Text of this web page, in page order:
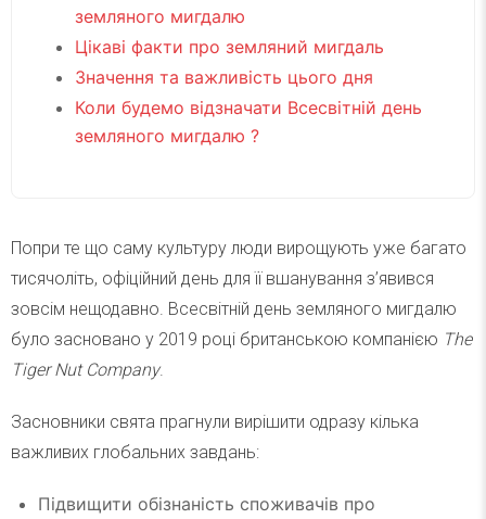
земляного мигдалю
Цікаві факти про земляний мигдаль
Значення та важливість цього дня
Коли будемо відзначати Всесвітній день
земляного мигдалю ?
Попри те що саму культуру люди вирощують уже багато
тисячоліть, офіційний день для її вшанування з’явився
зовсім нещодавно. Всесвітній день земляного мигдалю
було засновано у 2019 році британською компанією The
Tiger Nut Company.
Засновники свята прагнули вирішити одразу кілька
важливих глобальних завдань:
Підвищити обізнаність споживачів про